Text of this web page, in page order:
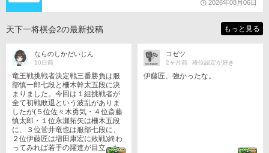
2026年08月06日
天下一将棋会2の最新投稿 もっと見る
ならのしかだいじん
10日前
竜王戦挑戦者決定戦三番勝負は服
部慎一郎七段と柵木幹太五段に決
まりました。今回は１組挑戦者が
全て初戦敗退という波乱がありま
したが(５位佐々木勇気・４位斎藤
慎太郎・１位永瀬拓矢は柵木五段
に、３位菅井竜也は服部七段に、
２位伊藤匠は増田康宏に敗戦)終わ
ってみれば若手の躍進が目立った
コゼツ
2ヶ月前 段位認定が好き
伊藤匠、強かったな。